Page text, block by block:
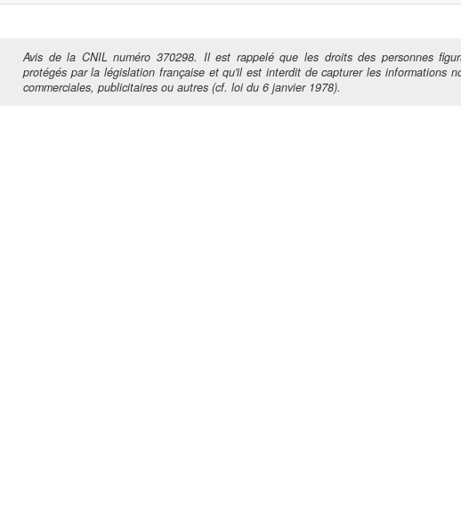
Avis de la CNIL numéro 370298. Il est rappelé que les droits des personnes
protégés par la législation française et qu'il est interdit de capturer les informations
commerciales, publicitaires ou autres (cf. loi du 6 janvier 1978).